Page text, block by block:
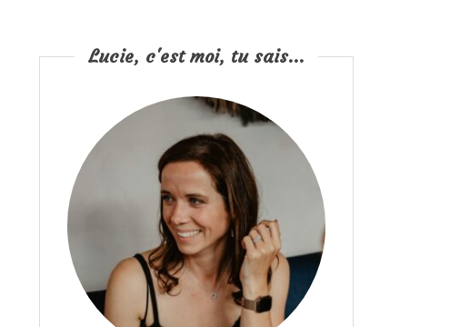
Lucie, c'est moi, tu sais...